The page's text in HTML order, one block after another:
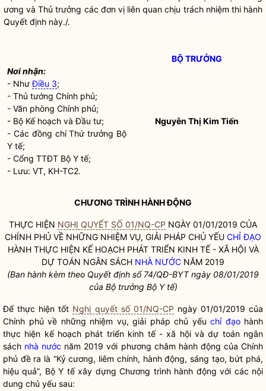
ương và Thủ trưởng các đơn vị liên quan chịu trách nhiệm thi hành
Quyết định này./.
Nơi nhận:
- NhưĐiều 3;
- Thủ tướng Chính phủ;
- Văn phòng Chính phủ;
- Bộ Kế hoạch và Đầu tư;
- Các đồng chí Thứ trưởng Bộ
Y tế;
- Cổng TTĐT Bộ Y tế;
- Lưu: VT, KH-TC2.
BỘ TRƯỞNG
Nguyễn Thị Kim Tiến
CHƯƠNG TRÌNH HÀNH ĐỘNG
THỰC HIỆN NGHỊ QUYẾT SỐ 01/NQ-CP NGÀY 01/01/2019 CỦA
CHÍNH PHỦ VỀ NHỮNG NHIỆM VỤ, GIẢI PHÁP CHỦ YẾU CHỈ ĐẠO
HÀNH THỰC HIỆN KẾ HOẠCH PHÁT TRIỂN KINH TẾ - XÃ HỘI VÀ
DỰ TOÁN NGÂN SÁCH NHÀ NƯỚC NĂM 2019
(Ban hành kèm theo Quyết định số 74/QĐ-BYT ngày 08/01/2019
của Bộ trưởng Bộ Y tế)
Để thực hiện tốt Nghị quyết số 01/NQ-CP ngày 01/01/2019 của
Chính phủ về những nhiệm vụ, giải pháp chủ yếu chỉ đạohành
thực hiện kế hoạch phát triển kinh tế - xã hội và dự toán ngân
sách nhà nước năm 2019 với phương châm hành động của Chính
phủ đề ra là “Kỷ cương, liêm chính, hành động, sáng tạo, bứt phá,
hiệu quả”, Bộ Y tế xây dựng Chương trình hành động với các nội
dung chủ yếu sau: